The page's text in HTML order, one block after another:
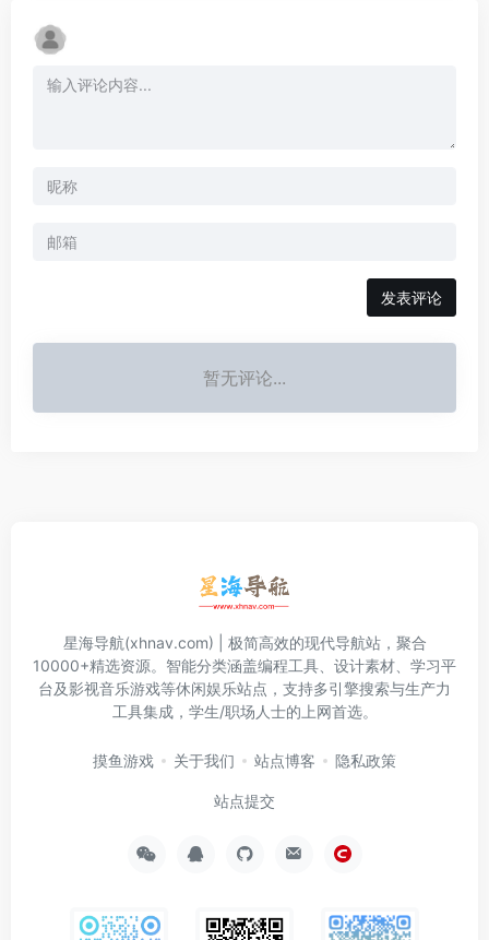
发表评论
暂无评论...
星海导航(xhnav.com) | 极简高效的现代导航站，聚合
10000+精选资源。智能分类涵盖编程工具、设计素材、学习平
台及影视音乐游戏等休闲娱乐站点，支持多引擎搜索与生产力
工具集成，学生/职场人士的上网首选。
摸鱼游戏 关于我们 站点博客 隐私政策
站点提交